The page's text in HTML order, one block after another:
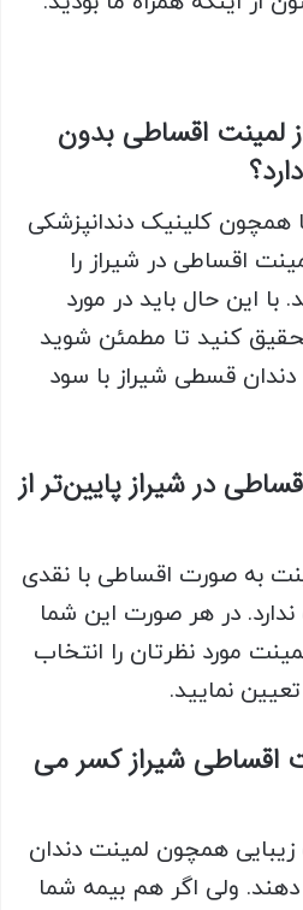
لمینت اقساطی بدون
همچون کلینیک دندانپزشکی
اقساطی در شیراز را
با این حال باید در مورد
کنید تا مطمئن شوید
قسطی شیراز با سود
در شیراز پایین‌تر از
به صورت اقساطی با نقدی
در هر صورت این شما
مورد نظرتان را انتخاب
نمایید.
اقساطی شیراز کسر می
همچون لمینت دندان
ولی اگر هم بیمه شما